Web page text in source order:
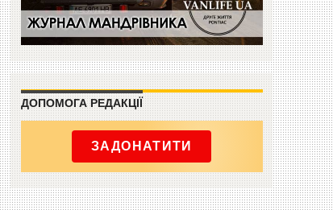
ДОПОМОГА РЕДАКЦІЇ
ЗАДОНАТИТИ